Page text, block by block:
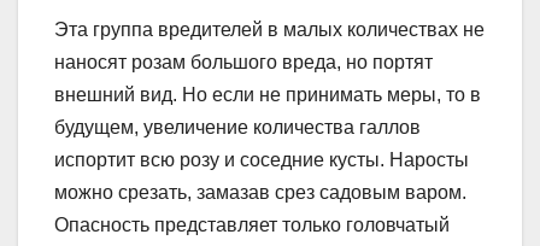
Эта группа вредителей в малых количествах не
наносят розам большого вреда, но портят
внешний вид. Но если не принимать меры, то в
будущем, увеличение количества галлов
испортит всю розу и соседние кусты. Наросты
можно срезать, замазав срез садовым варом.
Опасность представляет только головчатый